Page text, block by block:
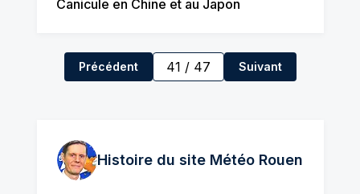
Canicule en Chine et au Japon
Précédent 41 / 47 Suivant
Histoire du site Météo Rouen